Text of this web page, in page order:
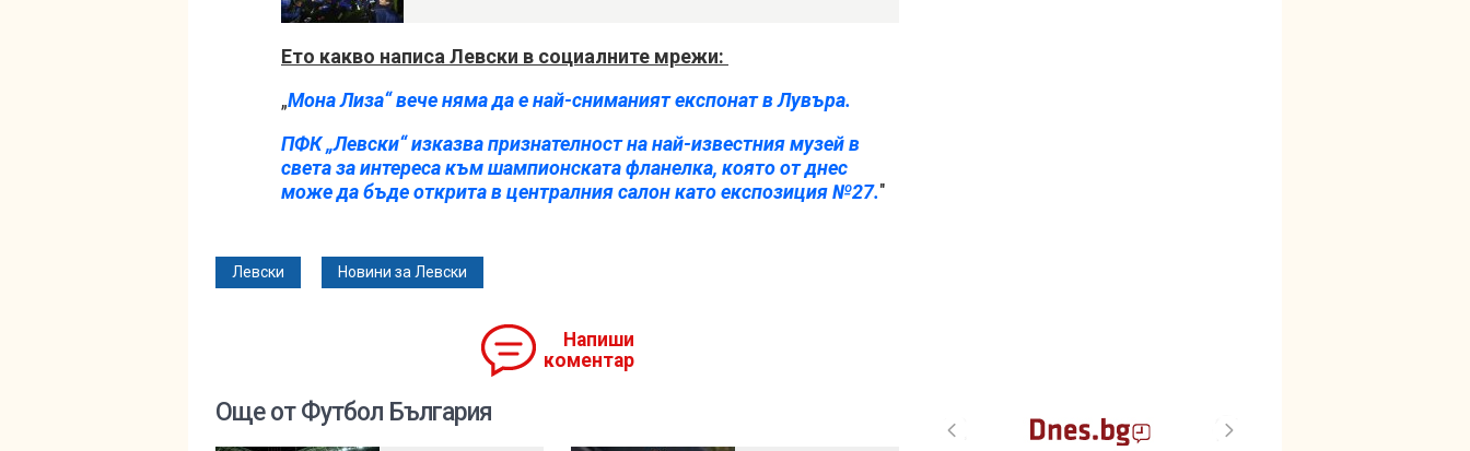
Ето какво написа Левски в социалните мрежи:
„Мона Лиза“ вече няма да е най-сниманият експонат в Лувъра.
ПФК „Левски“ изказва признателност на най-известния музей в
света за интереса към шампионската фланелка, която от днес
може да бъде открита в централния салон като експозиция №27."
Левски Новини за Левски
Напиши
коментар
Още от Футбол България